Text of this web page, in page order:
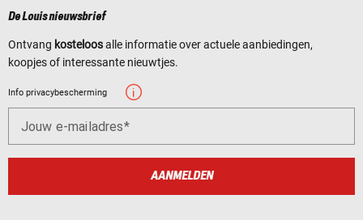
De Louis nieuwsbrief
Ontvang kosteloosalle informatie over actuele aanbiedingen,
koopjes of interessante nieuwtjes.
Info privacybescherming
Jouw e-mailadres
AANMELDEN